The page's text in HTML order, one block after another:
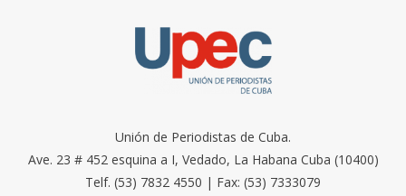
Unión de Periodistas de Cuba.
Ave. 23 # 452 esquina a I, Vedado, La Habana Cuba (10400)
Telf. (53) 7832 4550 | Fax: (53) 7333079